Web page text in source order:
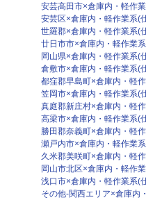
安芸高田市×倉庫内・軽作
安芸区×倉庫内・軽作業系(
世羅郡×倉庫内・軽作業系(
廿日市市×倉庫内・軽作業
岡山県×倉庫内・軽作業系(
倉敷市×倉庫内・軽作業系(
都窪郡早島町×倉庫内・軽
笠岡市×倉庫内・軽作業系(
真庭郡新庄村×倉庫内・軽
高梁市×倉庫内・軽作業系(
勝田郡奈義町×倉庫内・軽
瀬戸内市×倉庫内・軽作業
久米郡美咲町×倉庫内・軽
岡山市北区×倉庫内・軽作
浅口市×倉庫内・軽作業系(
その他-関西エリア×倉庫内